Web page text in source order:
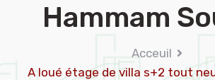
Hammam
Acceuil
A loué étage de villa s+2 tout